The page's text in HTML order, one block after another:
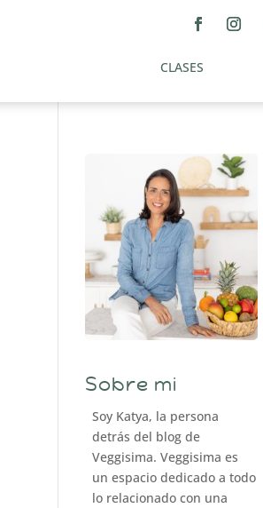
CLASES
Sobre mi
Soy Katya, la persona
detrás del blog de
Veggisima. Veggisima es
un espacio dedicado a todo
lo relacionado con una